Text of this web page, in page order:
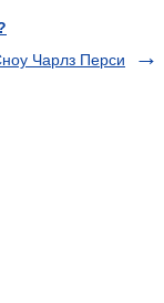
Чарлз Перси